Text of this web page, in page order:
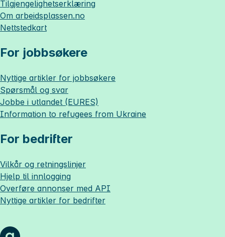
Tilgjengelighetserklæring
Om arbeidsplassen.no
Nettstedkart
For jobbsøkere
Nyttige artikler for jobbsøkere
Spørsmål og svar
Jobbe i utlandet (EURES)
Information to refugees from Ukraine
For bedrifter
Vilkår og retningslinjer
Hjelp til innlogging
Overføre annonser med API
Nyttige artikler for bedrifter